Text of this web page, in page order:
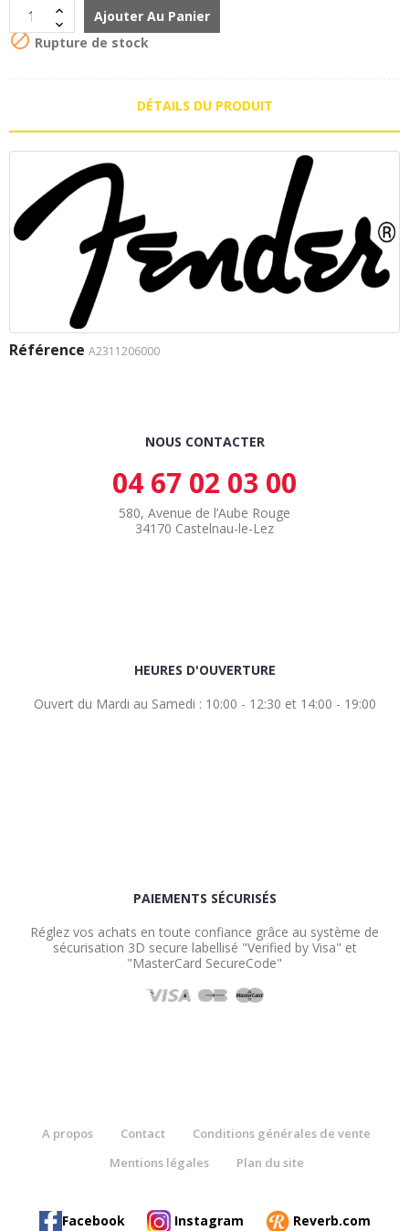
Ajouter Au Panier
 Rupture de stock
DÉTAILS DU PRODUIT
Référence A2311206000
NOUS CONTACTER
04 67 02 03 00
580, Avenue de l’Aube Rouge
34170 Castelnau-le-Lez
HEURES D'OUVERTURE
Ouvert du Mardi au Samedi : 10:00 - 12:30 et 14:00 - 19:00
PAIEMENTS SÉCURISÉS
Réglez vos achats en toute confiance grâce au système de
sécurisation 3D secure labellisé "Verified by Visa" et
"MasterCard SecureCode"
A propos Contact
Conditions générales de vente
Mentions légales
Plan du site
Facebook Instagram Reverb.com